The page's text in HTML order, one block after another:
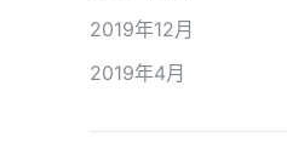
2019年12月
2019年4月